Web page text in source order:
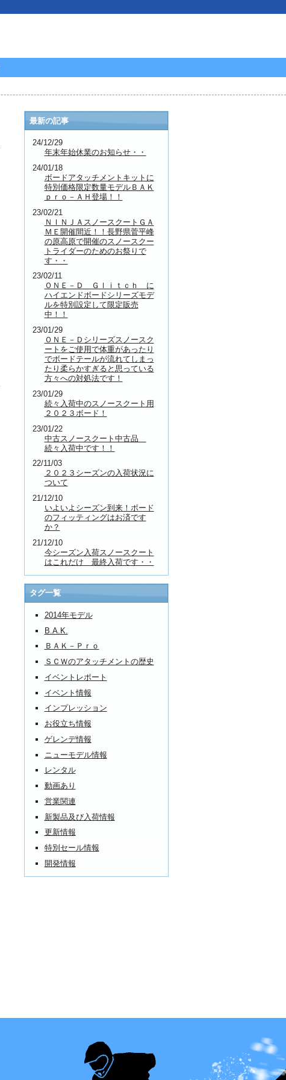
最新の記事
24/12/29
年末年始休業のお知らせ・・
24/01/18
ボードアタッチメントキットに
特別価格限定数量モデルＢＡＫ
ｐｒｏ－ＡＨ登場！！
23/02/21
ＮＩＮＪＡスノースクートＧＡ
ＭＥ開催間近！！長野県菅平峰
の原高原で開催のスノースクー
トライダーのためのお祭りで
す・・
23/02/11
ＯＮＥ－Ｄ Ｇｌｉｔｃｈ に
ハイエンドボードシリーズモデ
ルを特別設定して限定販売
中！！
23/01/29
ＯＮＥ－Ｄシリーズスノースク
ートをご使用で体重があったり
でボードテールが流れてしまっ
たり柔らかすぎると思っている
方々への対処法です！
23/01/29
続々入荷中のスノースクート用
２０２３ボード！
23/01/22
中古スノースクート中古品
続々入荷中です！！
22/11/03
２０２３シーズンの入荷状況に
ついて
21/12/10
いよいよシーズン到来！ボード
のフィッティングはお済です
か？
21/12/10
今シーズン入荷スノースクート
はこれだけ 最終入荷です・・
タグ一覧
2014年モデル
B.A.K.
ＢＡＫ－Ｐｒｏ
ＳＣＷのアタッチメントの歴史
イベントレポート
イベント情報
インプレッション
お役立ち情報
ゲレンデ情報
ニューモデル情報
レンタル
動画あり
営業関連
新製品及び入荷情報
更新情報
特別セール情報
開発情報